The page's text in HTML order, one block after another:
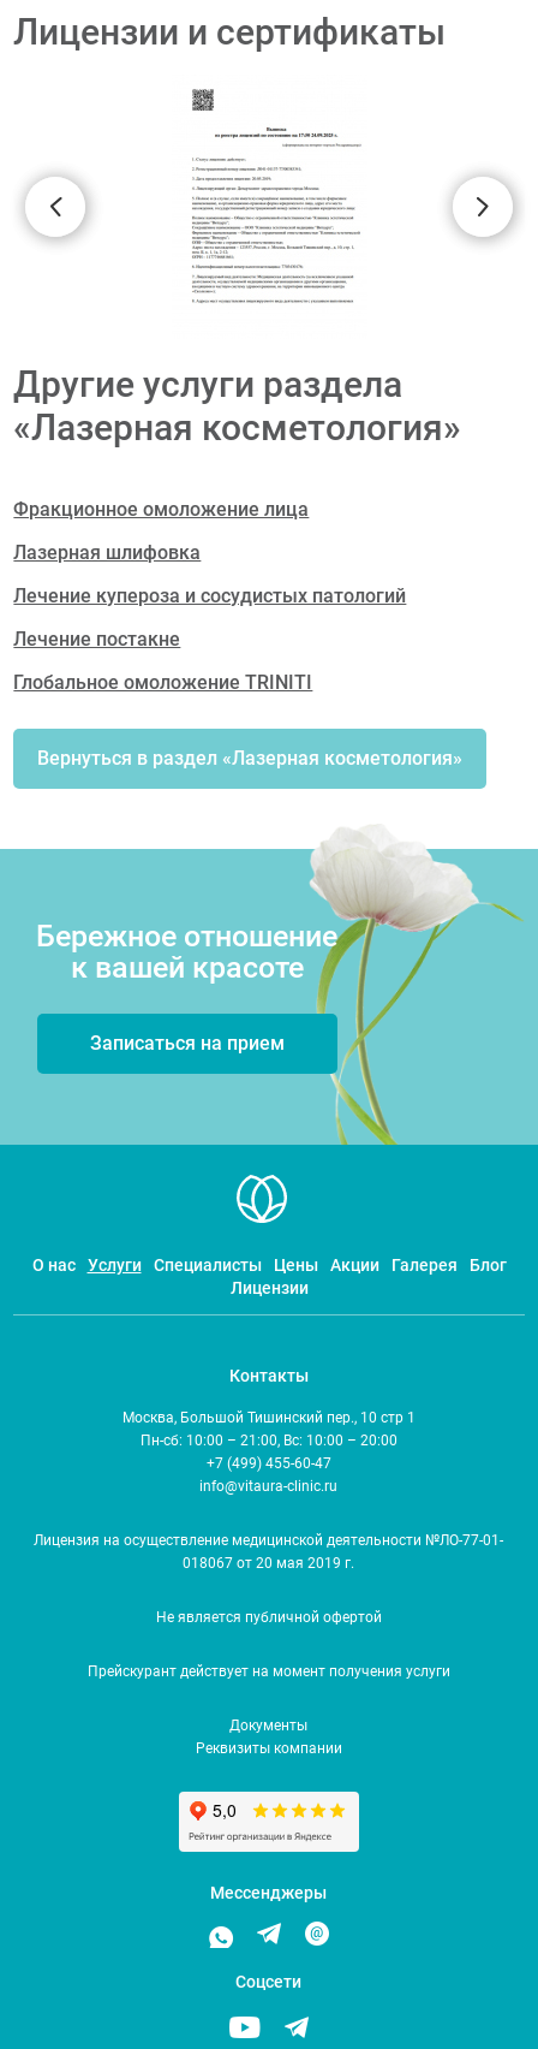
Лицензии и сертификаты
Другие услуги раздела
«Лазерная косметология»
Фракционное омоложение лица
Лазерная шлифовка
Лечение купероза и сосудистых патологий
Лечение постакне
Глобальное омоложение TRINITI
Вернуться в раздел «Лазерная косметология»
Бережное отношение
к вашей красоте
Записаться на прием
О нас Услуги Специалисты Цены Акции Галерея
Блог
Лицензии
Контакты
Москва, Большой Тишинский пер., 10 стр 1
Пн-сб: 10:00 – 21:00, Вс: 10:00 – 20:00
+7 (499) 455-60-47
info@vitaura-clinic.ru
Лицензия на осуществление медицинской деятельности №ЛО-77-01-
018067 от 20 мая 2019 г.
Не является публичной офертой
Прейскурант действует на момент получения услуги
Документы
Реквизиты компании
Мессенджеры
Соцсети